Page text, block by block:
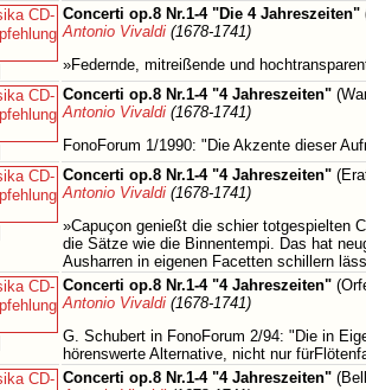
Concerti op.8 Nr.1-4 "Die 4
Antonio Vivaldi (1678-1741)
»Federnde, mitreißende und
Concerti op.8 Nr.1-4 "4 Jahreszeiten"
Antonio Vivaldi (1678-1741)
FonoForum 1/1990: "Die Akzente dieser
Concerti op.8 Nr.1-4 "4 Jahreszeiten"
Antonio Vivaldi (1678-1741)
»Capuçon genießt die schier totgespielten
die Sätze wie die Binnentempi. Das hat
Ausharren in eigenen Facetten schillern
Concerti op.8 Nr.1-4 "4 Jahreszeiten"
Antonio Vivaldi (1678-1741)
G. Schubert in FonoForum 2/94: "Die in
hörenswerte Alternative, nicht nur
Concerti op.8 Nr.1-4 "4 Jahreszeiten"